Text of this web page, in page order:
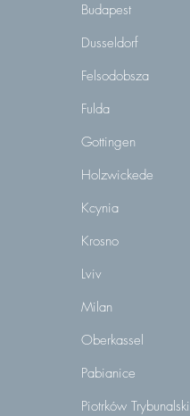
Budapest
Dusseldorf
Felsodobsza
Fulda
Gottingen
Holzwickede
Kcynia
Krosno
Lviv
Milan
Oberkassel
Pabianice
Piotrków Trybunalski